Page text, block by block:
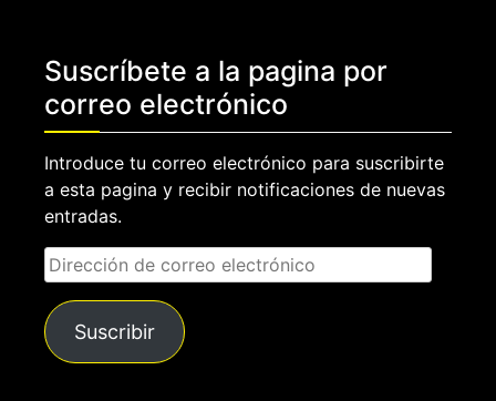
Suscríbete a la pagina por
correo electrónico
Introduce tu correo electrónico para suscribirte
a esta pagina y recibir notificaciones de nuevas
entradas.
Dirección
de
correo
electrónico
Suscribir